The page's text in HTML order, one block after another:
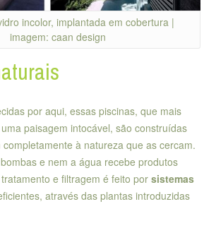
incolor, implantada em cobertura |
imagem: caan design
por aqui, essas piscinas, que mais
paisagem intocável, são construídas
à natureza que as cercam.
e nem a água recebe produtos
e filtragem é feito por sistemas
através das plantas introduzidas